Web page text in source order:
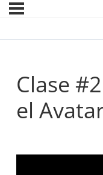
Clase
el